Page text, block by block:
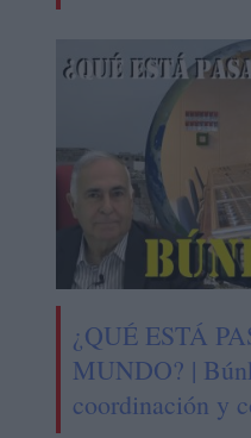
¿QUÉ ESTÁ
MUNDO? |
coordinación y